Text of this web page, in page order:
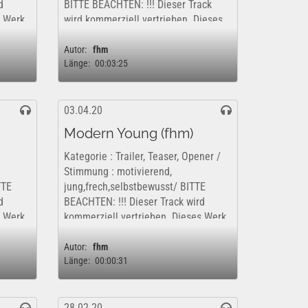
BITTE BEACHTEN: !!! Dieser Track
wird kommerziell vertrieben. Dieses
rechtlich für eine rein private,...
Autor: fhm
Länge: 00:03:25
03.04.20
Modern Young (fhm)
Kategorie : Trailer, Teaser, Opener /
Stimmung : motivierend,
jung,frech,selbstbewusst/ BITTE
BEACHTEN: !!! Dieser Track wird
kommerziell vertrieben. Dieses Werk
rechtlich für eine rein private,...
Autor: fhm
Länge: 00:00:31